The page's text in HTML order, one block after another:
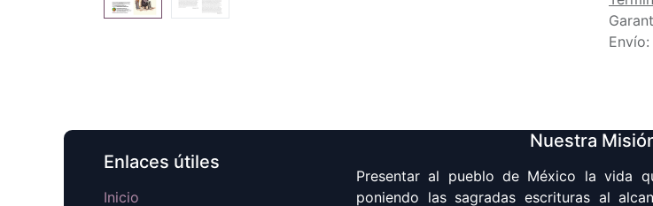
Enlaces útiles
Inicio
Nuestra
Presentar al pueblo de México la vida
poniendo las sagradas escrituras al